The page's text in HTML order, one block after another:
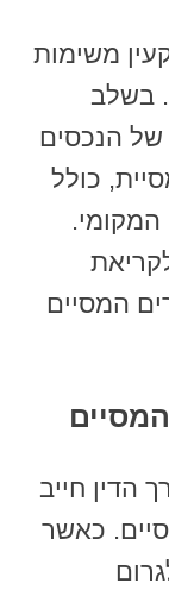
משימות
בשלב
של הנכסים
כולל
המסיים
הדין חייב
כאשר